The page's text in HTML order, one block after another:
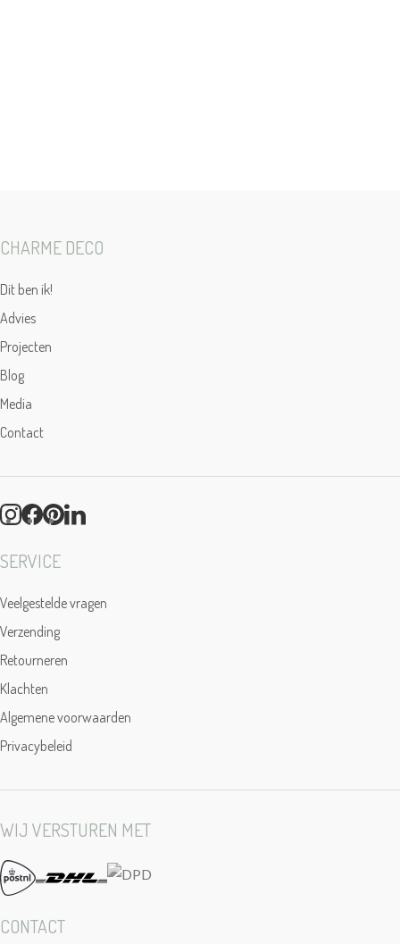
CHARME DECO
Dit ben ik!
Advies
Projecten
Blog
Media
Contact
SERVICE
Veelgestelde vragen
Verzending
Retourneren
Klachten
Algemene voorwaarden
Privacybeleid
WIJ VERSTUREN MET
CONTACT